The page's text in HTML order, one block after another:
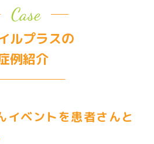
Case
ルプラスの
例紹介
イベントを患者さんと